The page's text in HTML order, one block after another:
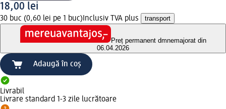
18,00 lei
30 buc (0,60 lei pe 1 buc) Inclusiv TVA plus transport
Preț permanent dmnemajorat din
06.04.2026
Adaugă în coș
Livrabil
Livrare standard 1-3 zile lucrătoare